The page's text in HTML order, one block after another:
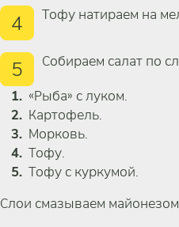
4 Тофу натираем на
5 Собираем салат по
«Рыба» с луком.
Картофель.
Морковь.
Тофу.
Тофу с куркумой.
Слои смазываем